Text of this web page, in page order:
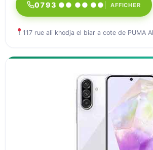
0793 ●● ●● ●● AFFICHER
117 rue ali khodja el biar a cote de PUMA